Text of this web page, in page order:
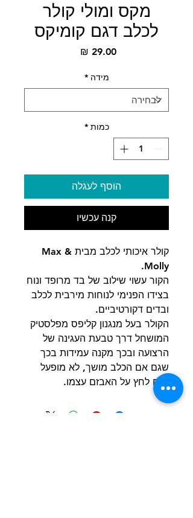
מקס ומולי קולר
לכלב דגם קומיקס
‏29.00 ‏₪
מידה *
כמות *
הוסף לעגלה
קנה עכשיו
קולר איכותי לכלב מבית Max &
Molly.
הקור עשוי שילוב של בד מרופד ונוח
בצידו הפנימי לנוחות מירבית לכלב
ובדים דקורטיביים.
הקולר בעל מנגנון קליפס מפלסטיק
המושחל דרך טבעת העגינה של
הרצועה ובכך מקנה עמידות בכך
שגם אם הכלב מושך, לא מופעל
שום לחץ על האבזם עצמו.